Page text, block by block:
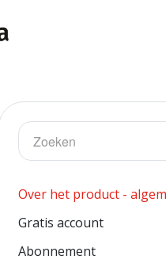
Over het product -
Gratis account
Abonnement